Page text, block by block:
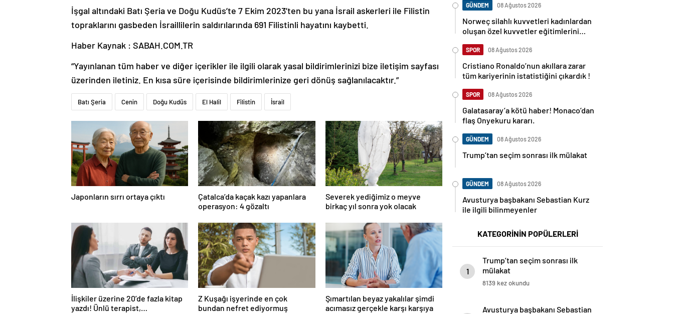
İşgal altındaki Batı Şeria ve Doğu Kudüs’te 7 Ekim 2023’ten bu yana İsrail askerleri ile Filistin
topraklarını gasbeden İsraillilerin saldırılarında 691 Filistinli hayatını kaybetti.
Haber Kaynak : SABAH.COM.TR
“Yayınlanan tüm haber ve diğer içerikler ile ilgili olarak yasal bildirimlerinizi bize iletişim sayfası
üzerinden iletiniz. En kısa süre içerisinde bildirimlerinize geri dönüş sağlanılacaktır.”
Batı Şeria Cenin Doğu Kudüs El Halil Filistin İsrail
Japonların sırrı ortaya çıktı
Çatalca’da kaçak kazı yapanlara
operasyon: 4 gözaltı
Severek yediğimiz o meyve
birkaç yıl sonra yok olacak
İlişkiler üzerine 20’de fazla kitap
yazdı! Ünlü terapist,
Z Kuşağı işyerinde en çok
bundan nefret ediyormuş
Şımartılan beyaz yakalılar şimdi
acımasız gerçekle karşı karşıya
GÜNDEM 08 Ağustos 2026
Norweç silahlı kuvvetleri kadınlardan
oluşan özel kuvvetler eğitimlerini
SPOR 08 Ağustos 2026
Cristiano Ronaldo’nun akıllara zarar
tüm kariyerinin istatistiğini çıkardık !
SPOR 08 Ağustos 2026
Galatasaray’a kötü haber! Monaco’dan
flaş Onyekuru kararı.
GÜNDEM 08 Ağustos 2026
Trump’tan seçim sonrası ilk mülakat
GÜNDEM 08 Ağustos 2026
Avusturya başbakanı Sebastian Kurz
ile ilgili bilinmeyenler
KATEGORİNİN POPÜLERLERİ
1
Trump’tan seçim sonrası ilk
mülakat
8139 kez okundu
Avusturya başbakanı Sebastian